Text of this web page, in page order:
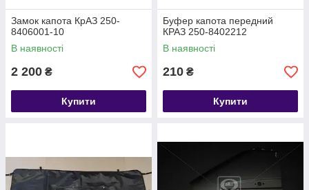
Замок капота КрАЗ 250-
8406001-10
В наявності
2 200 ₴
Купити
Буфер капота передний
КРАЗ 250-8402212
В наявності
210 ₴
Купити